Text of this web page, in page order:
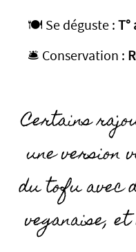
🍽️ Se déguste : T°
🛎️ Conservation :
Certains
une version
du tofu avec
veganaise,